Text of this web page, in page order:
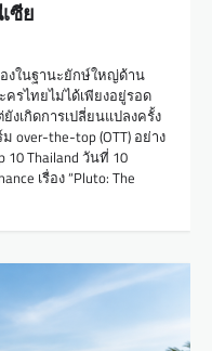
ซีย
งในฐานะยักษ์ใหญ่ด้าน
ครไทยไม่ได้เพียงอยู่รอด
งเกิดการเปลี่ยนแปลงครั้ง
over-the-top (OTT) อย่าง
10 Thailand วันที่ 10
เรื่อง “Pluto: The